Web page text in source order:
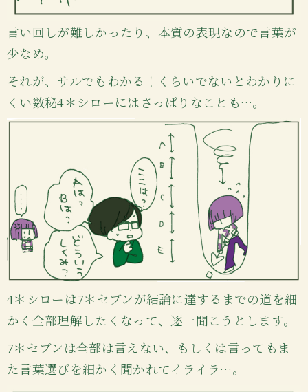
言い回しが難しかったり、本質の表現なので言葉が
少なめ。
それが、サルでもわかる！くらいでないとわかりに
くい数秘4＊シローにはさっぱりなことも…。
4＊シローは7＊セブンが結論に達するまでの道を細
かく全部理解したくなって、逐一聞こうとします。
7＊セブンは全部は言えない、もしくは言ってもま
た言葉選びを細かく聞かれてイライラ…。